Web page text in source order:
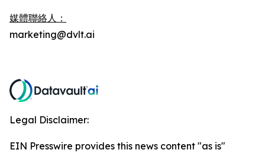
媒體聯絡人：
marketing@dvlt.ai
Legal Disclaimer:
EIN Presswire provides this news content "as is"